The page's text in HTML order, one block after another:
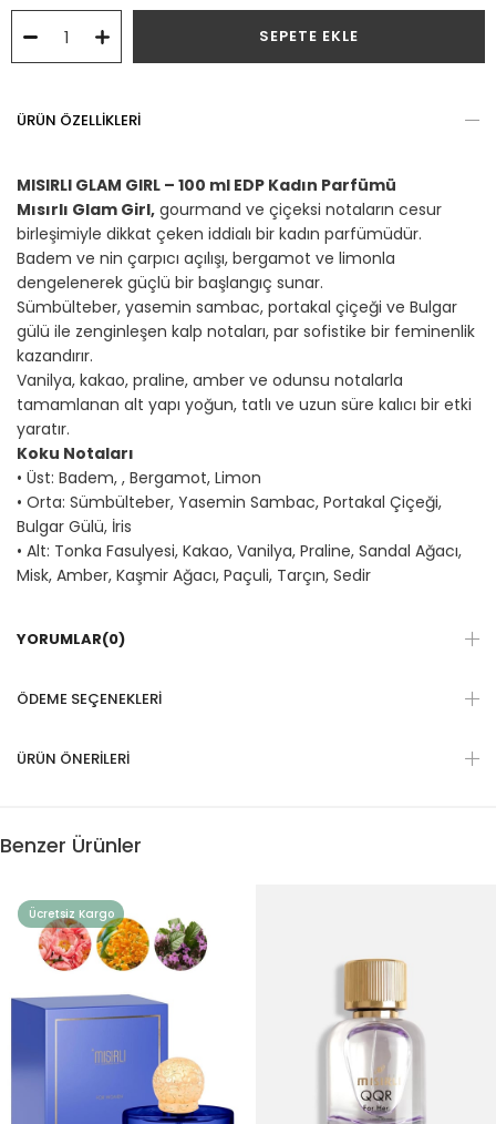
ÜRÜN ÖZELLIKLERI
MISIRLI GLAM GIRL – 100 ml EDP Kadın Parfümü
Mısırlı Glam Girl, gourmand ve çiçeksi notaların cesur
birleşimiyle dikkat çeken iddialı bir kadın parfümüdür.
Badem ve nin çarpıcı açılışı, bergamot ve limonla
dengelenerek güçlü bir başlangıç sunar.
Sümbülteber, yasemin sambac, portakal çiçeği ve Bulgar
gülü ile zenginleşen kalp notaları, par sofistike bir feminenlik
kazandırır.
Vanilya, kakao, praline, amber ve odunsu notalarla
tamamlanan alt yapı yoğun, tatlı ve uzun süre kalıcı bir etki
yaratır.
Koku Notaları
• Üst: Badem, , Bergamot, Limon
• Orta: Sümbülteber, Yasemin Sambac, Portakal Çiçeği,
Bulgar Gülü, İris
• Alt: Tonka Fasulyesi, Kakao, Vanilya, Praline, Sandal Ağacı,
Misk, Amber, Kaşmir Ağacı, Paçuli, Tarçın, Sedir
YORUMLAR(0)
ÖDEME SEÇENEKLERI
ÜRÜN ÖNERILERI
Benzer Ürünler
Ücretsiz Kargo